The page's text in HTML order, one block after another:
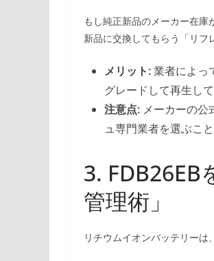
もし純正新品のメーカー在
新品に交換してもらう「リフ
メリット:業者によっ
グレードして再生し
注意点: メーカーの公
ュ専門業者を選ぶこと
3.
管理術」
リチウムイオンバッテリーは